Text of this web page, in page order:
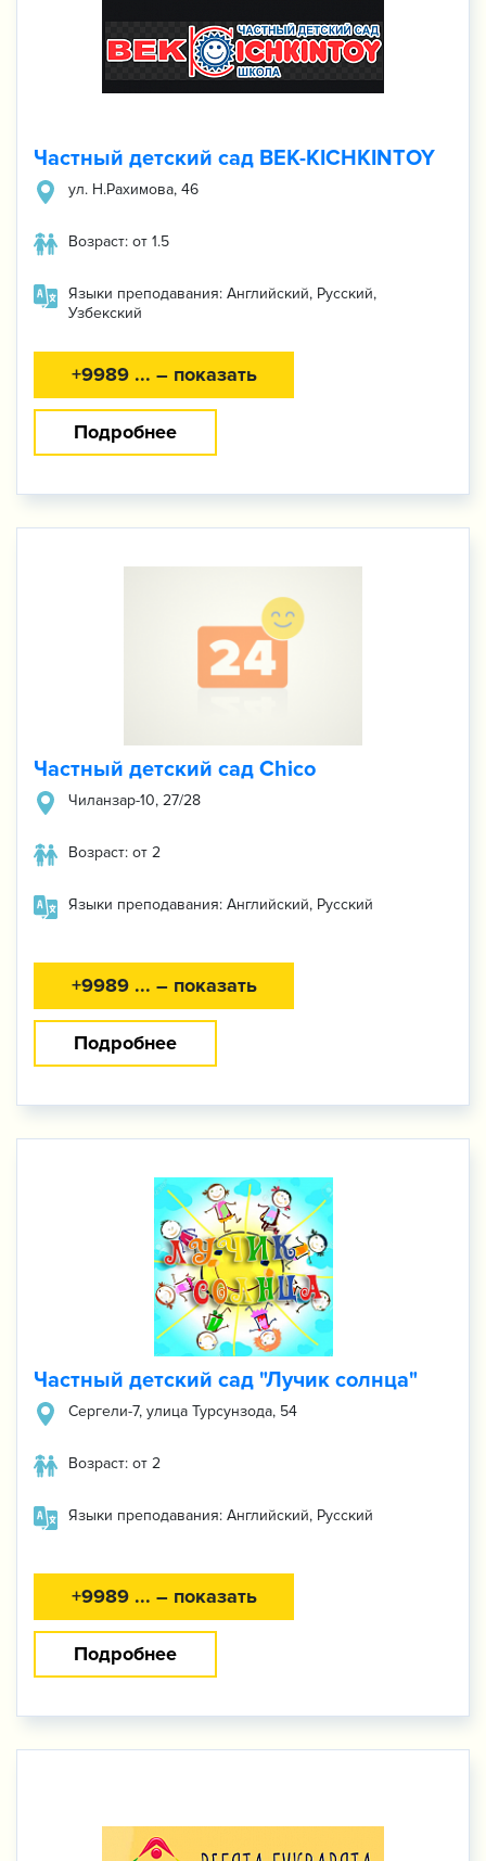
Частный детский сад BEK-KICHKINTOY
ул. Н.Рахимова, 46
Возраст: от 1.5
Языки преподавания: Английский, Русский,
Узбекский
+9989 ... – показать
Подробнее
Частный детский сад Chico
Чиланзар-10, 27/28
Возраст: от 2
Языки преподавания: Английский, Русский
+9989 ... – показать
Подробнее
Частный детский сад "Лучик солнца"
Сергели-7, улица Турсунзода, 54
Возраст: от 2
Языки преподавания: Английский, Русский
+9989 ... – показать
Подробнее